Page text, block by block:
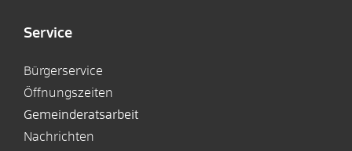
Service
Bürgerservice
Öffnungszeiten
Gemeinderatsarbeit
Nachrichten